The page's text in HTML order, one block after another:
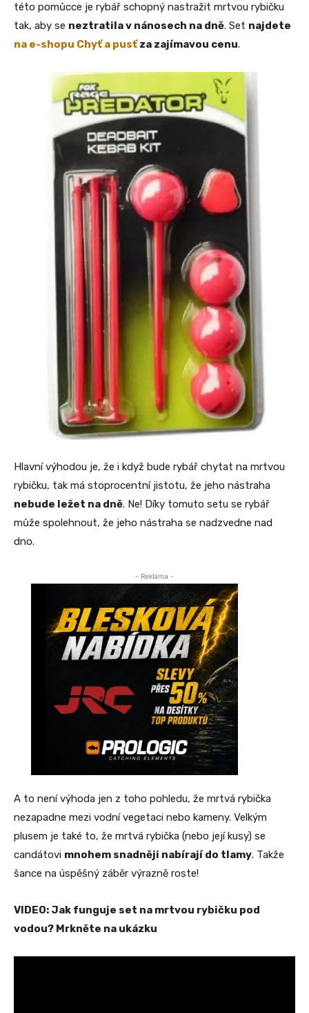
této pomůcce je rybář schopný nastražit mrtvou rybičku
tak, aby se neztratila v nánosech na dně. Set najdete
na e-shopu Chyť a pusťza zajímavou cenu.
Hlavní výhodou je, že i když bude rybář chytat na mrtvou
rybičku, tak má stoprocentní jistotu, že jeho nástraha
nebude ležet na dně. Ne! Díky tomuto setu se rybář
může spolehnout, že jeho nástraha se nadzvedne nad
dno.
- Reklama -
A to není výhoda jen z toho pohledu, že mrtvá rybička
nezapadne mezi vodní vegetaci nebo kameny. Velkým
plusem je také to, že mrtvá rybička (nebo její kusy) se
candátovi mnohem snadněji nabírají do tlamy. Takže
šance na úspěšný záběr výrazně roste!
VIDEO: Jak funguje set na mrtvou rybičku pod
vodou? Mrkněte na ukázku